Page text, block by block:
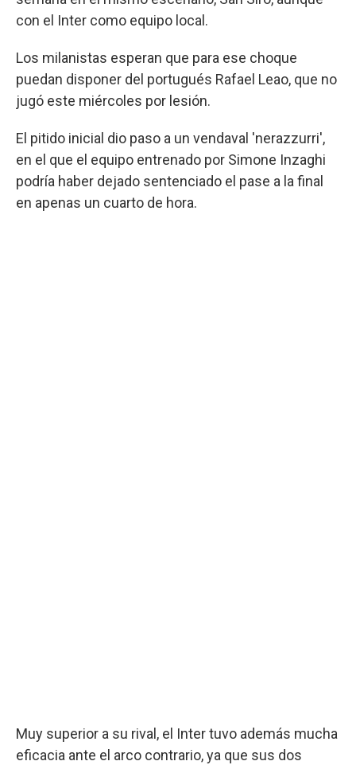
con el Inter como equipo local.
Los milanistas esperan que para ese choque
puedan disponer del portugués Rafael Leao, que no
jugó este miércoles por lesión.
El pitido inicial dio paso a un vendaval 'nerazzurri',
en el que el equipo entrenado por Simone Inzaghi
podría haber dejado sentenciado el pase a la final
en apenas un cuarto de hora.
Muy superior a su rival, el Inter tuvo además mucha
eficacia ante el arco contrario, ya que sus dos